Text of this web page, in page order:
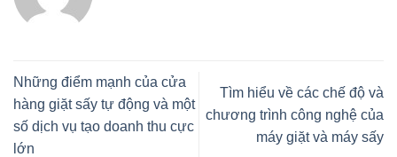
Những điểm mạnh của cửa
hàng giặt sấy tự động và một
số dịch vụ tạo doanh thu cực
lớn
Tìm hiểu về các chế độ và
chương trình công nghệ của
máy giặt và máy sấy